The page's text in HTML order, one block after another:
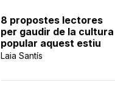
8 propostes lectores
per gaudir de la cultura
popular aquest estiu
Laia Santís